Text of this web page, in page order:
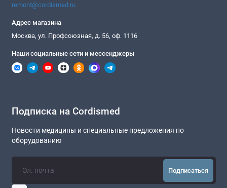
remont@cordismed.ru
Адрес магазина
Москва, ул. Профсоюзная, д. 56, оф. 1116
Наши социальные сети и мессенджеры
Подписка на Cordismed
Новости медицины и специальные предложения по
оборудованию
Подписаться